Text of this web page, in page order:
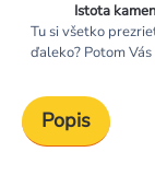
Istota
Tu si všetko
ďaleko? Potom
Popis